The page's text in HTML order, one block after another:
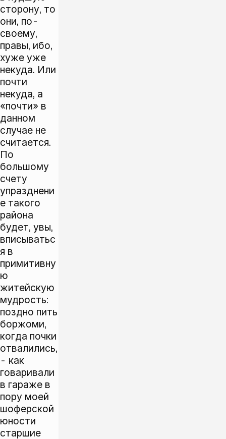
сторону, то
они, по-
своему,
правы, ибо,
хуже уже
некуда. Или
почти
некуда, а
«почти» в
данном
случае не
считается.
По
большому
счету
упразднени
е такого
района
будет, увы,
вписыватьс
я в
примитивну
ю
житейскую
мудрость:
поздно пить
боржоми,
когда почки
отвалились,
- как
говаривали
в гараже в
пору моей
шоферской
юности
старшие